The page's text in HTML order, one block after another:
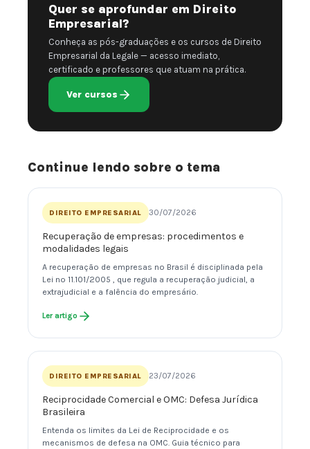
Quer se aprofundar em Direito
Empresarial?
Conheça as pós-graduações e os cursos de Direito
Empresarial da Legale — acesso imediato,
certificado e professores que atuam na prática.
Ver cursos
Continue lendo sobre o tema
DIREITO EMPRESARIAL 30/07/2026
Recuperação de empresas: procedimentos e
modalidades legais
A recuperação de empresas no Brasil é disciplinada pela
Lei nº 11.101/2005 , que regula a recuperação judicial, a
extrajudicial e a falência do empresário.
Ler artigo
DIREITO EMPRESARIAL 23/07/2026
Reciprocidade Comercial e OMC: Defesa Jurídica
Brasileira
Entenda os limites da Lei de Reciprocidade e os
mecanismos de defesa na OMC. Guia técnico para